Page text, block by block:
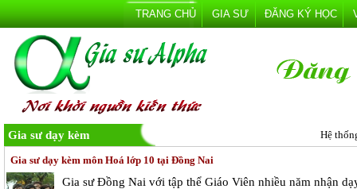
TRANG CHỦ GIA SƯ ĐĂNG KÝ HỌC
Gia sư dạy kèm Hệ
Gia sư dạy kèm môn Hoá lớp 10 tại Đồng Nai
Gia sư Đồng Nai với tập thể Giáo Viên nhiều năm nhận